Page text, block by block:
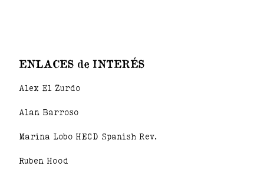
ENLACES de INTERÉS
Alex El Zurdo
Alan Barroso
Marina Lobo HECD Spanish Rev.
Ruben Hood